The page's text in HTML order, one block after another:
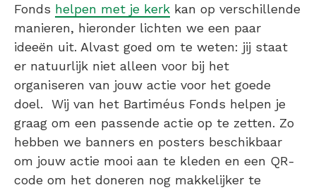
Fonds helpen met je kerk kan op verschillende
manieren, hieronder lichten we een paar
ideeën uit. Alvast goed om te weten: jij staat
er natuurlijk niet alleen voor bij het
organiseren van jouw actie voor het goede
doel. Wij van het Bartiméus Fonds helpen je
graag om een passende actie op te zetten. Zo
hebben we banners en posters beschikbaar
om jouw actie mooi aan te kleden en een QR-
code om het doneren nog makkelijker te